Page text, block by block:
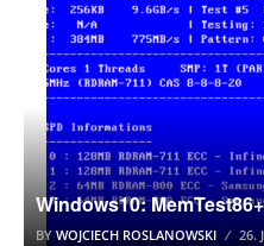
Windows10:
BY WOJCIECH ROSLANOWSKI 26.